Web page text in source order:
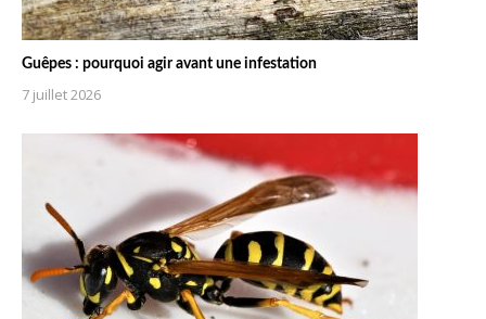
Guêpes : pourquoi agir avant une infestation
7 juillet 2026